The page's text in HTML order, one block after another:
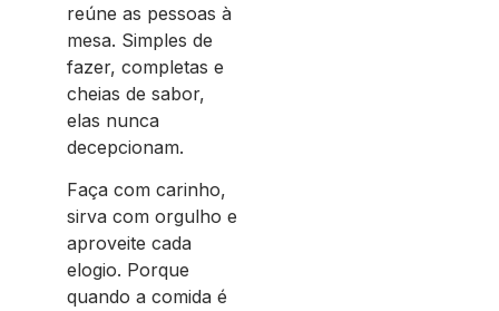
reúne as pessoas à
mesa. Simples de
fazer, completas e
cheias de sabor,
elas nunca
decepcionam.
Faça com carinho,
sirva com orgulho e
aproveite cada
elogio. Porque
quando a comida é